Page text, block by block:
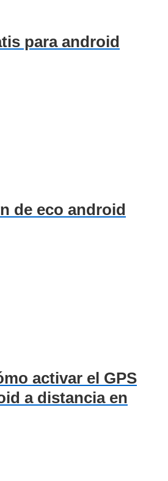
para android
de eco android
activar el GPS
a distancia en